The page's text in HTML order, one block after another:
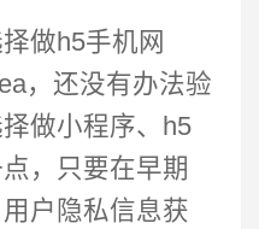
做h5手机网
，还没有办法验
做小程序、h5
，只要在早期
户隐私信息获